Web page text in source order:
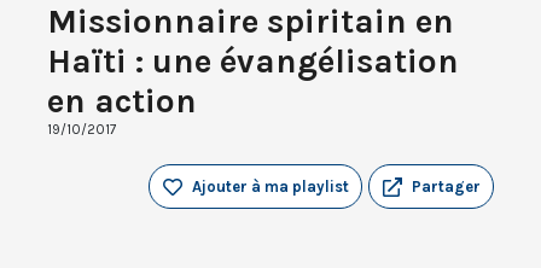
Missionnaire spiritain en
Haïti : une évangélisation
en action
19/10/2017
Partager
Ajouter à ma playlist